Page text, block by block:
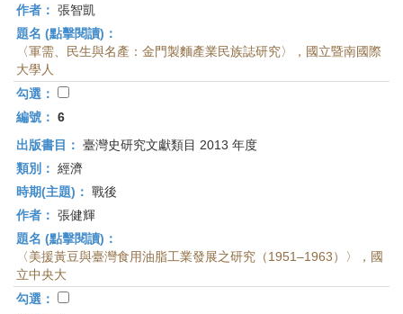
作者： 張智凱
題名 (點擊閱讀)：
〈軍需、民生與名產：金門製麵產業民族誌研究〉，國立暨南國際
大學人
勾選：
編號： 6
出版書目： 臺灣史研究文獻類目 2013 年度
類別： 經濟
時期(主題)： 戰後
作者： 張健輝
題名 (點擊閱讀)：
〈美援黃豆與臺灣食用油脂工業發展之研究（1951–1963）〉，國
立中央大
勾選：